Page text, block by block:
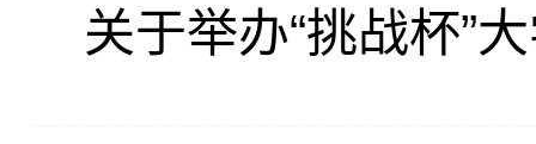
关于举办“挑战杯”